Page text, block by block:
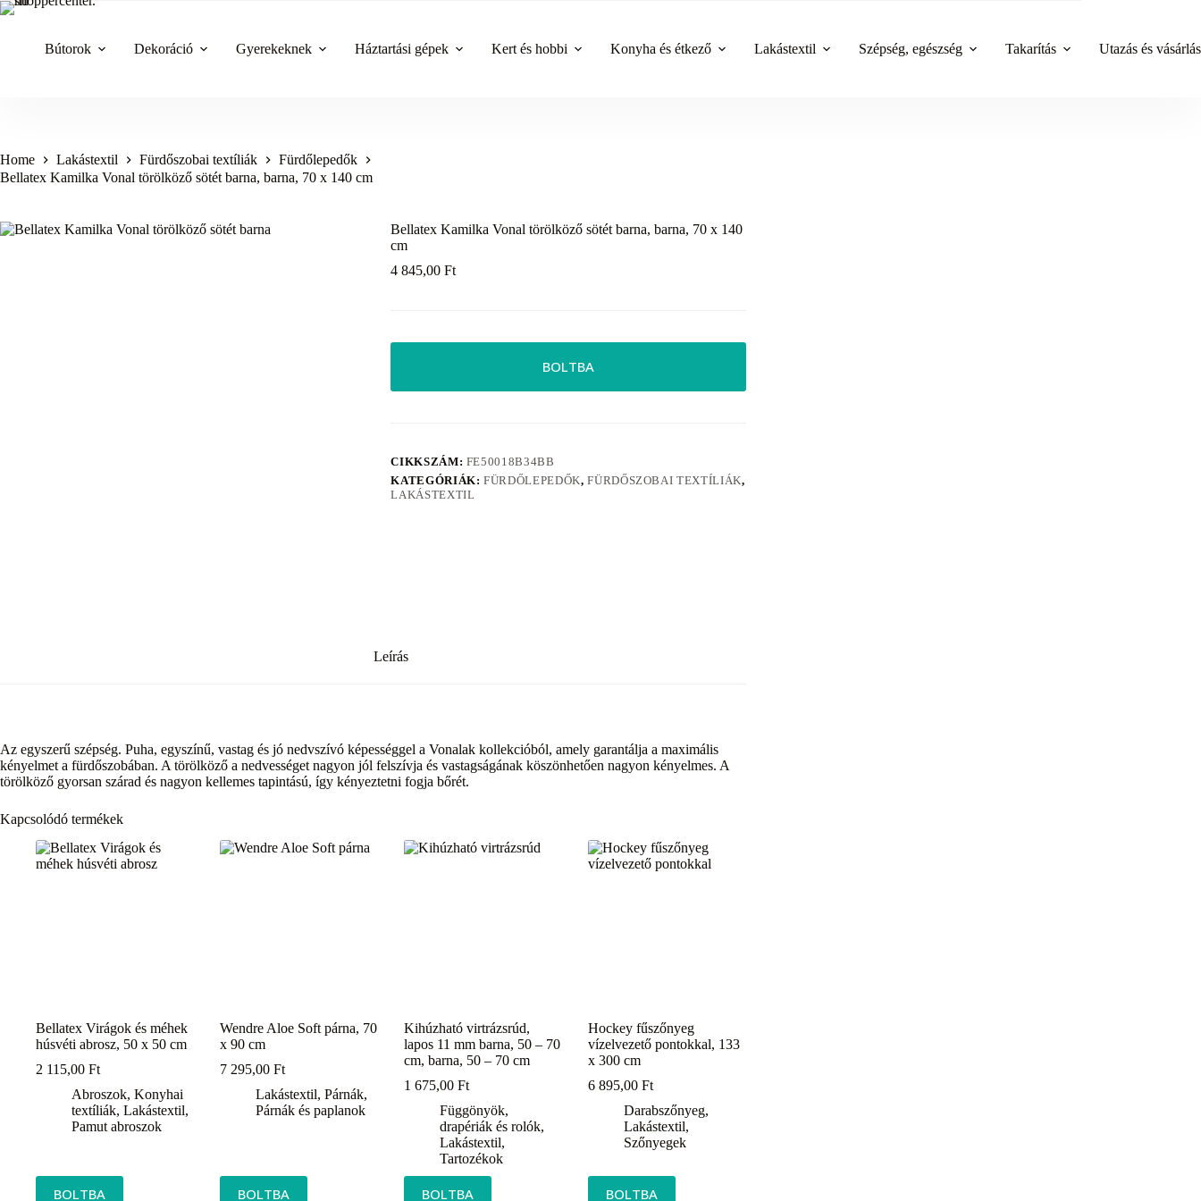
Skip
Bútorok Dekoráció Gyerekeknek Háztartási gépek Kert és hobbi Konyha és étkező Lakástextil Szépség, egészség Takarítás Utazás és vásárlás
Home Lakástextil Fürdőszobai textíliák
Fürdőlepedők
Bellatex Kamilka Vonal törölköző sötét barna, barna, 70 x 140 cm
Bellatex Kamilka Vonal törölköző sötét barna, barna, 70 x 140
cm
4 845,00Ft
BOLTBA
CIKKSZÁM: FE50018B34BB
KATEGÓRIÁK:FÜRDŐLEPEDŐK,FÜRDŐSZOBAI TEXTÍLIÁK,
LAKÁSTEXTIL
Leírás
Az egyszerű szépség. Puha, egyszínű, vastag és jó nedvszívó képességgel a Vonalak kollekcióból, amely garantálja a maximális
kényelmet a fürdőszobában. A törölköző a nedvességet nagyon jól felszívja és vastagságának köszönhetően nagyon kényelmes. A
törölköző gyorsan szárad és nagyon kellemes tapintású, így kényeztetni fogja bőrét.
Kapcsolódó termékek
Bellatex Virágok és méhek
húsvéti abrosz, 50 x 50 cm
2 115,00 Ft
Abroszok, Konyhai
textíliák, Lakástextil,
Pamut abroszok
BOLTBA
Wendre Aloe Soft párna, 70
x 90 cm
7 295,00Ft
Lakástextil,Párnák,
Párnák és paplanok
BOLTBA
Kihúzható virtrázsrúd,
lapos 11 mm barna, 50 – 70
cm, barna, 50 – 70 cm
1 675,00Ft
Függönyök,
drapériák és rolók,
Lakástextil,
Tartozékok
BOLTBA
Hockey fűszőnyeg
vízelvezető pontokkal, 133
x 300 cm
6 895,00Ft
Darabszőnyeg,
Lakástextil,
Szőnyegek
BOLTBA